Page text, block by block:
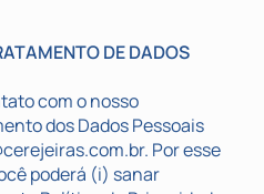
DE DADOS
com o nosso
dos Dados Pessoais
Por esse
poderá (i) sanar